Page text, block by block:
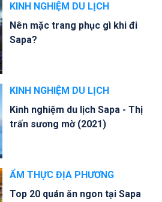
KINH NGHIỆM DU LỊCH
Nên mặc trang phục gì khi đi
Sapa?
KINH NGHIỆM DU LỊCH
Kinh nghiệm du lịch Sapa - Thị
trấn sương mờ (2021)
ẨM THỰC ĐỊA PHƯƠNG
Top 20 quán ăn ngon tại Sapa